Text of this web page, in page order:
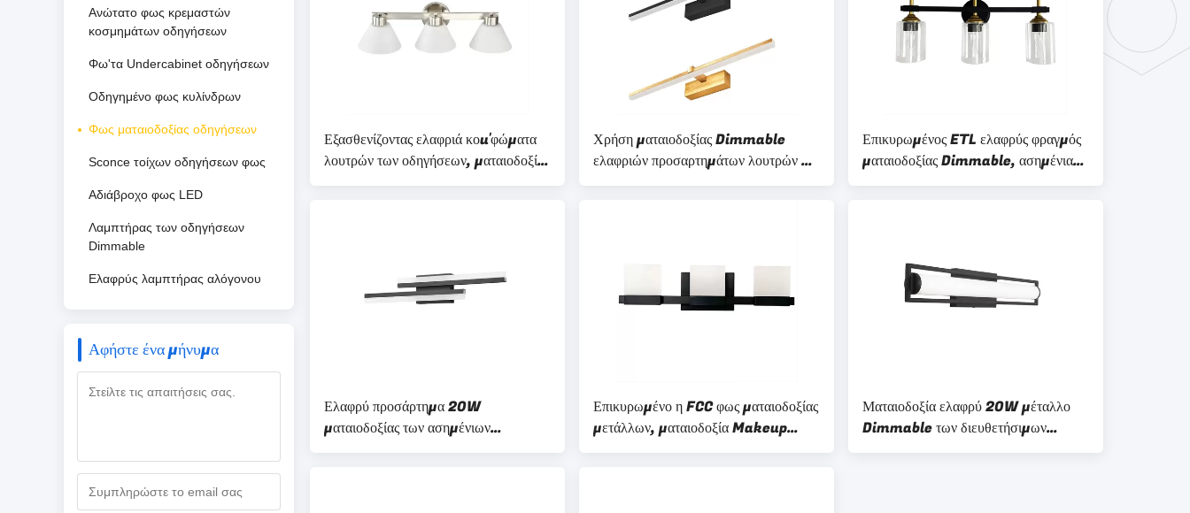
Ανώτατο φως κρεμαστών
κοσμημάτων οδηγήσεων
Φω'τα Undercabinet οδηγήσεων
Οδηγημένο φως κυλίνδρων
Φως ματαιοδοξίας οδηγήσεων
Sconce τοίχων οδηγήσεων φως
Αδιάβροχο φως LED
Λαμπτήρας των οδηγήσεων
Dimmable
Ελαφρύς λαμπτήρας αλόγονου
Αφήστε ένα μήνυμα
Εξασθενίζοντας ελαφριά κοu'φώματα
λουτρών των οδηγήσεων, ματαιοδοξία
ελαφρύ 110V 24 ίντσας
Χρήση ματαιοδοξίας Dimmable
ελαφριών προσαρτημάτων λουτρών 24
ίντσας των επαγγελματικών οδηγήσεων
Επικυρωμένος ETL ελαφρύς φραγμός
ματαιοδοξίας Dimmable, ασημένια
ελαφριά κοu'φώματα 2000LM
Ελαφρύ προσάρτημα 20W
ματαιοδοξίας των ασημένιων
οδηγήσεων 24 ίντσα που εξασθενίζει
Επικυρωμένο η FCC φως ματαιοδοξίας
μετάλλων, ματαιοδοξία Makeup
ελαφρύ 220V
Ματαιοδοξία ελαφρύ 20W μέταλλο
Dimmable των διευθετήσιμων
ενσωματωμένη οδηγήσεων 24 ίντσας